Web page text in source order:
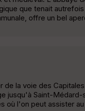
que tenait
offre un bel
de la voie des
jusqu'à Saint-Médard-
où l'on peut assister